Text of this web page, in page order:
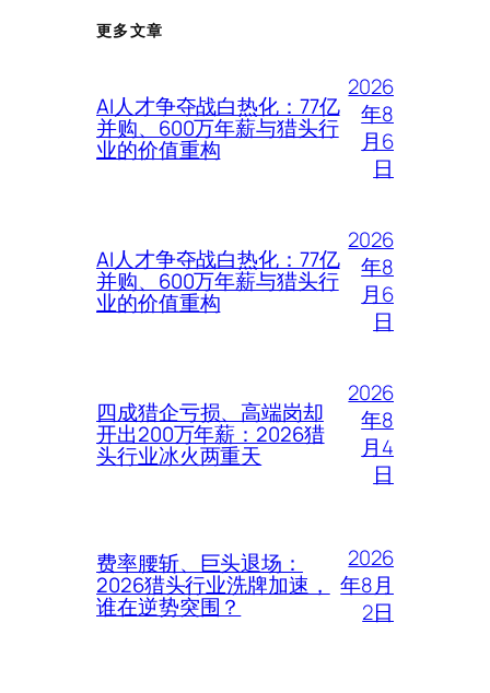
更多文章
AI人才争夺战白热化：77亿
并购、600万年薪与猎头行
业的价值重构
2026
年8
月6
日
AI人才争夺战白热化：77亿
并购、600万年薪与猎头行
业的价值重构
2026
年8
月6
日
四成猎企亏损、高端岗却
开出200万年薪：2026猎
头行业冰火两重天
2026
年8
月4
日
费率腰斩、巨头退场：
2026猎头行业洗牌加速，
谁在逆势突围？
2026
年8月
2日